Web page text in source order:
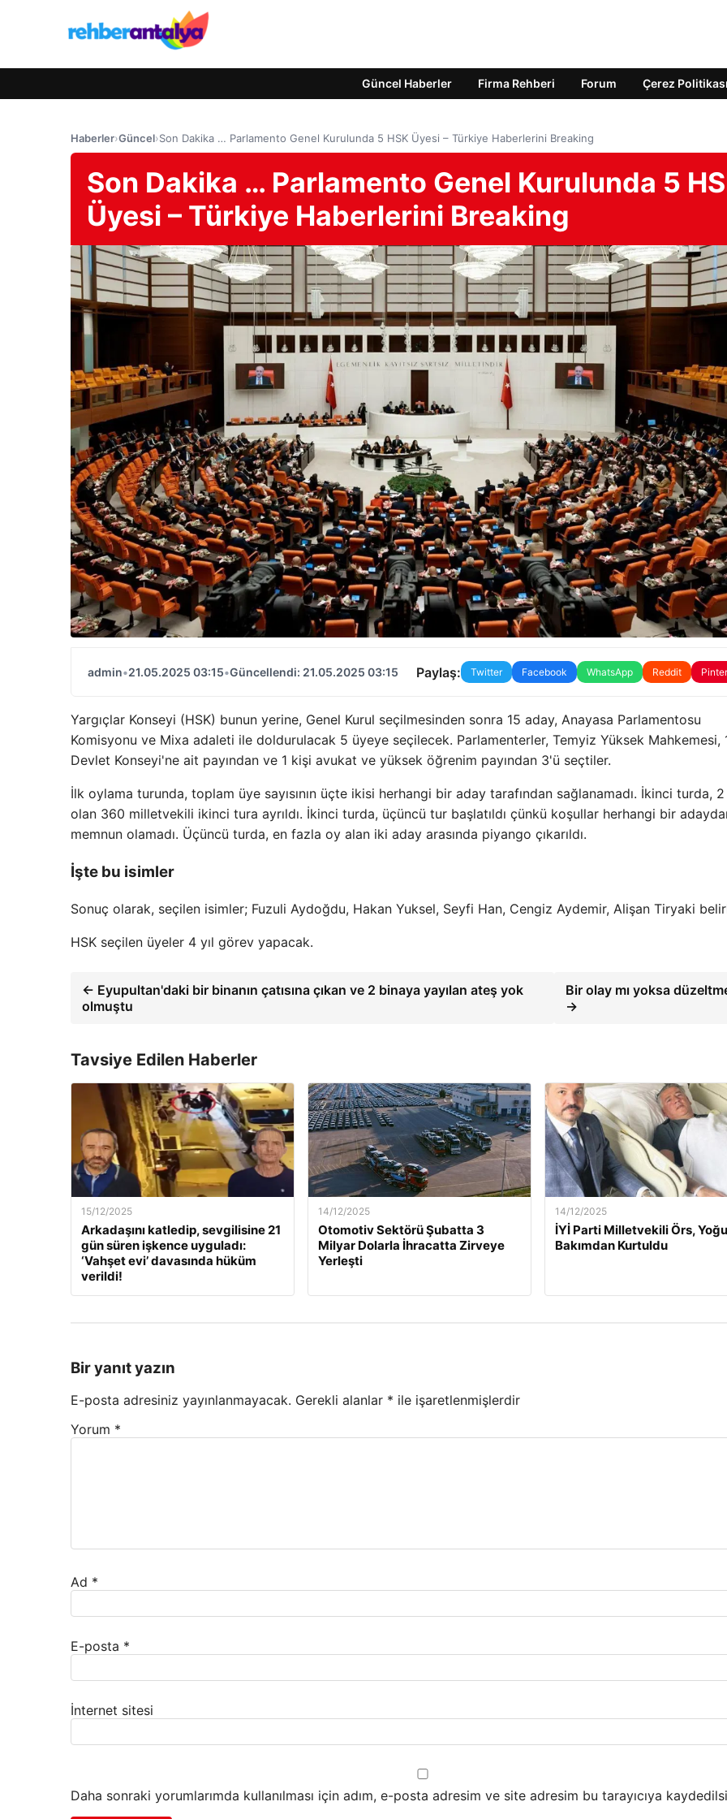
Güncel Haberler Firma Rehberi Forum Çerez Politikası
Haberler›Güncel›Son Dakika … Parlamento Genel Kurulunda 5 HSK Üyesi – Türkiye Haberlerini Breaking
Son Dakika … Parlamento Genel Kurulunda 5
Üyesi – Türkiye Haberlerini Breaking
admin•21.05.2025 03:15•Güncellendi: 21.05.2025 03:15 Paylaş: Twitter Facebook WhatsApp Reddit
Yargıçlar Konseyi (HSK) bunun yerine, Genel Kurul seçilmesinden sonra 15 aday, Anayasa Parlamentosu
Komisyonu ve Mixa adaleti ile doldurulacak 5 üyeye seçilecek. Parlamenterler, Temyiz Yüksek Mahkemesi,
Devlet Konseyi'ne ait payından ve 1 kişi avukat ve yüksek öğrenim payından 3'ü seçtiler.
İlk oylama turunda, toplam üye sayısının üçte ikisi herhangi bir aday tarafından sağlanamadı. İkinci turda,
olan 360 milletvekili ikinci tura ayrıldı. İkinci turda, üçüncü tur başlatıldı çünkü koşullar herhangi bir
memnun olamadı. Üçüncü turda, en fazla oy alan iki aday arasında piyango çıkarıldı.
İşte bu isimler
Sonuç olarak, seçilen isimler; Fuzuli Aydoğdu, Hakan Yuksel, Seyfi Han, Cengiz Aydemir, Alişan Tiryaki
HSK seçilen üyeler 4 yıl görev yapacak.
← Eyupultan'daki bir binanın çatısına çıkan ve 2 binaya yayılan ateş yok
olmuştu
Bir olay mı yoksa
→
Tavsiye Edilen Haberler
15/12/2025
Arkadaşını katledip, sevgilisine 21
gün süren işkence uyguladı:
‘Vahşet evi’ davasında hüküm
verildi!
14/12/2025
Otomotiv Sektörü Şubatta 3
Milyar Dolarla İhracatta Zirveye
Yerleşti
14/12/2025
İYİ Parti Milletvekili Örs,
Bakımdan Kurtuldu
Bir yanıt yazın
E-posta adresiniz yayınlanmayacak. Gerekli alanlar * ile işaretlenmişlerdir
Yorum *
Ad *
E-posta *
İnternet sitesi
Daha sonraki yorumlarımda kullanılması için adım, e-posta adresim ve site adresim bu tarayıcıya